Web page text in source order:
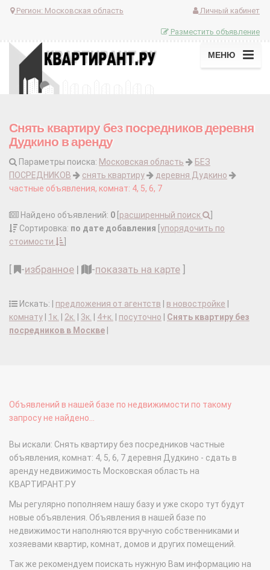
Регион: Московская область Личный кабинет
Разместить объявление
МЕНЮ
Снять квартиру без посредников деревня
Дудкино в аренду
Параметры поиска: Московская область
БЕЗ
ПОСРЕДНИКОВ
снять квартиру
деревня Дудкино
частные объявления, комнат: 4, 5, 6, 7
Найдено объявлений: 0 расширенный поиск
Сортировка: по дате добавления упорядочить по
стоимости
-избранное | -показать на карте
Искать: | предложения от агентств в новостройке
комнату
1к. 2к. 3к. 4+к. посуточно
Снять квартиру без
посредников в Москве
Объявлений в нашей базе по недвижимости по такому
запросу не найдено...
Вы искали: Снять квартиру без посредников частные
объявления, комнат: 4, 5, 6, 7 деревня Дудкино - сдать в
аренду недвижимость Московская область на
КВАРТИРАНТ.РУ
Мы регулярно пополняем нашу базу и уже скоро тут будут
новые объявления. Объявления в нашей базе по
недвижимости наполняются вручную собственниками и
хозяевами квартир, комнат, домов и других помещений.
Так же рекомендуем поискать нужную Вам информацию на